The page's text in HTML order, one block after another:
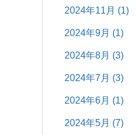
2024年11月 (1)
2024年9月 (1)
2024年8月 (3)
2024年7月 (3)
2024年6月 (1)
2024年5月 (7)